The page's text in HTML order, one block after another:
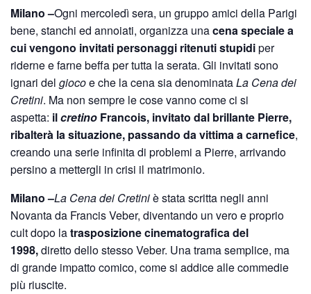
Milano –Ogni mercoledì sera, un gruppo amici della Parigi
bene, stanchi ed annoiati, organizza unacena speciale a
cui vengono invitati personaggi ritenuti stupidiper
riderne e farne beffa per tutta la serata. Gli invitati sono
ignari del giocoe che la cena sia denominataLa Cena dei
Cretini. Ma non sempre le cose vanno come ci si
aspetta: ilcretino Francois, invitato dal brillante Pierre,
ribalterà la situazione, passando da vittima a carnefice,
creando una serie infinita di problemi a Pierre, arrivando
persino a mettergli in crisi il matrimonio.
Milano –La Cena dei Cretiniè stata scritta negli anni
Novanta da Francis Veber, diventando un vero e proprio
cult dopo latrasposizione cinematografica del
1998,diretto dello stesso Veber. Una trama semplice, ma
di grande impatto comico, come si addice alle commedie
più riuscite.